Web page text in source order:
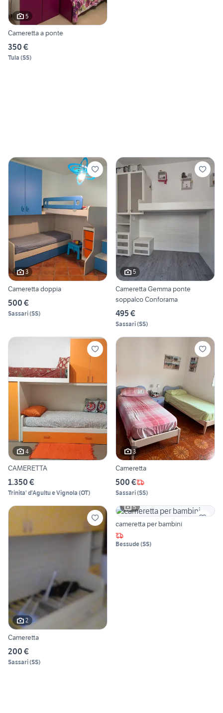
5
Cameretta a ponte
350 €
Tula (SS)
3
Cameretta doppia
500 €
Sassari(SS)
5
Cameretta Gemma ponte
soppalco Conforama
495 €
Sassari(SS)
4
CAMERETTA
1.350 €
Trinita' d'Agultu e Vignola (OT)
3
Cameretta
500 €
Sassari(SS)
2
Cameretta
200 €
Sassari(SS)
5
cameretta per bambini
Bessude(SS)